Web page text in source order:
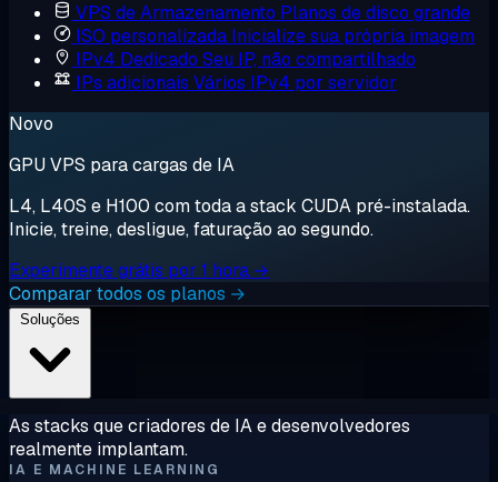
VPS de Armazenamento Planos de disco grande
ISO personalizada Inicialize sua própria imagem
IPv4 Dedicado Seu IP, não compartilhado
IPs adicionais Vários IPv4 por servidor
Novo
GPU VPS para cargas de IA
L4, L40S e H100 com toda a stack CUDA pré-instalada.
Inicie, treine, desligue, faturação ao segundo.
Experimente grátis por 1 hora →
Comparar todos os planos →
As stacks que criadores de IA e desenvolvedores
realmente implantam.
IA E MACHINE LEARNING